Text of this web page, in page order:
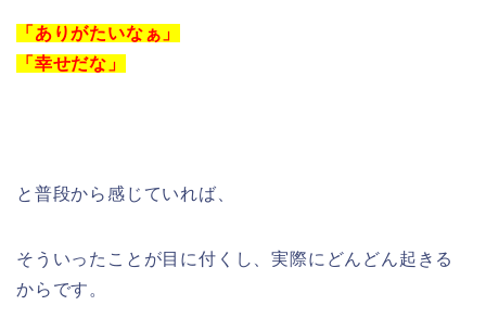
「ありがたいなぁ」
「幸せだな」
と普段から感じていれば、
そういったことが目に付くし、実際にどんどん起きる
からです。